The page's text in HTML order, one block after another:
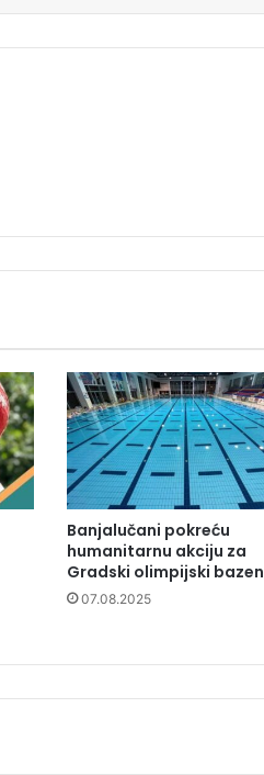
Banjalučani pokreću
humanitarnu akciju za
Gradski olimpijski bazen
07.08.2025